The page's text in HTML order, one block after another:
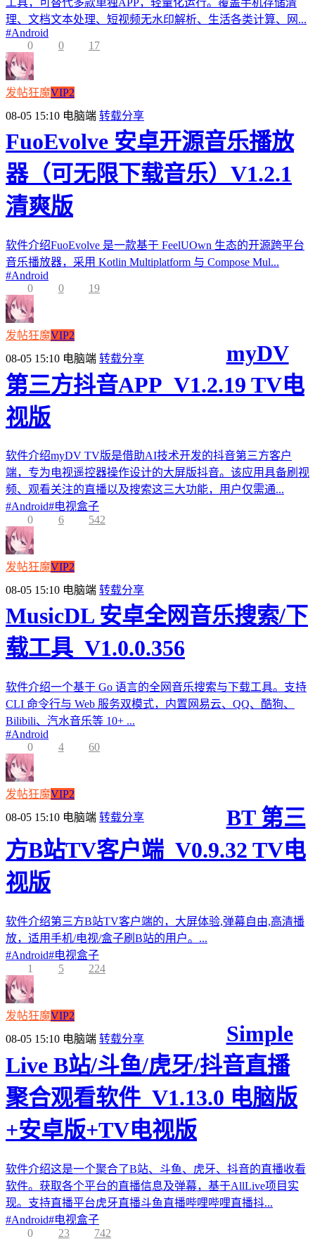
工具，可替代多款单独APP，轻量化运行。覆盖手机存储清
理、文档文本处理、短视频无水印解析、生活各类计算、网...
#Android
0
0 17
发帖狂魔VIP2
08-05 15:10 电脑端 转载分享
FuoEvolve 安卓开源音乐播放
器（可无限下载音乐）V1.2.1
清爽版
软件介绍FuoEvolve 是一款基于 FeelUOwn 生态的开源跨平台
音乐播放器，采用 Kotlin Multiplatform 与 Compose Mul...
#Android
0
0 19
发帖狂魔VIP2
08-05 15:10 电脑端 转载分享
myDV
第三方抖音APP_V1.2.19 TV电
视版
软件介绍myDV TV版是借助AI技术开发的抖音第三方客户
端，专为电视遥控器操作设计的大屏版抖音。该应用具备刷视
频、观看关注的直播以及搜索这三大功能，用户仅需通...
#Android#电视盒子
0
6 542
发帖狂魔VIP2
08-05 15:10 电脑端 转载分享
MusicDL 安卓全网音乐搜索/下
载工具_V1.0.0.356
软件介绍一个基于 Go 语言的全网音乐搜索与下载工具。支持
CLI 命令行与 Web 服务双模式，内置网易云、QQ、酷狗、
Bilibili、汽水音乐等 10+ ...
#Android
0
4 60
发帖狂魔VIP2
08-05 15:10 电脑端 转载分享
BT 第三
方B站TV客户端_V0.9.32 TV电
视版
软件介绍第三方B站TV客户端的，大屏体验,弹幕自由,高清播
放，适用手机/电视/盒子刷B站的用户。...
#Android#电视盒子
1
5 224
发帖狂魔VIP2
08-05 15:10 电脑端 转载分享
Simple
Live B站/斗鱼/虎牙/抖音直播
聚合观看软件_V1.13.0 电脑版
+安卓版+TV电视版
软件介绍这是一个聚合了B站、斗鱼、虎牙、抖音的直播收看
软件。获取各个平台的直播信息及弹幕，基于AllLive项目实
现。支持直播平台虎牙直播斗鱼直播哔哩哔哩直播抖...
#Android#电视盒子
0
23 742